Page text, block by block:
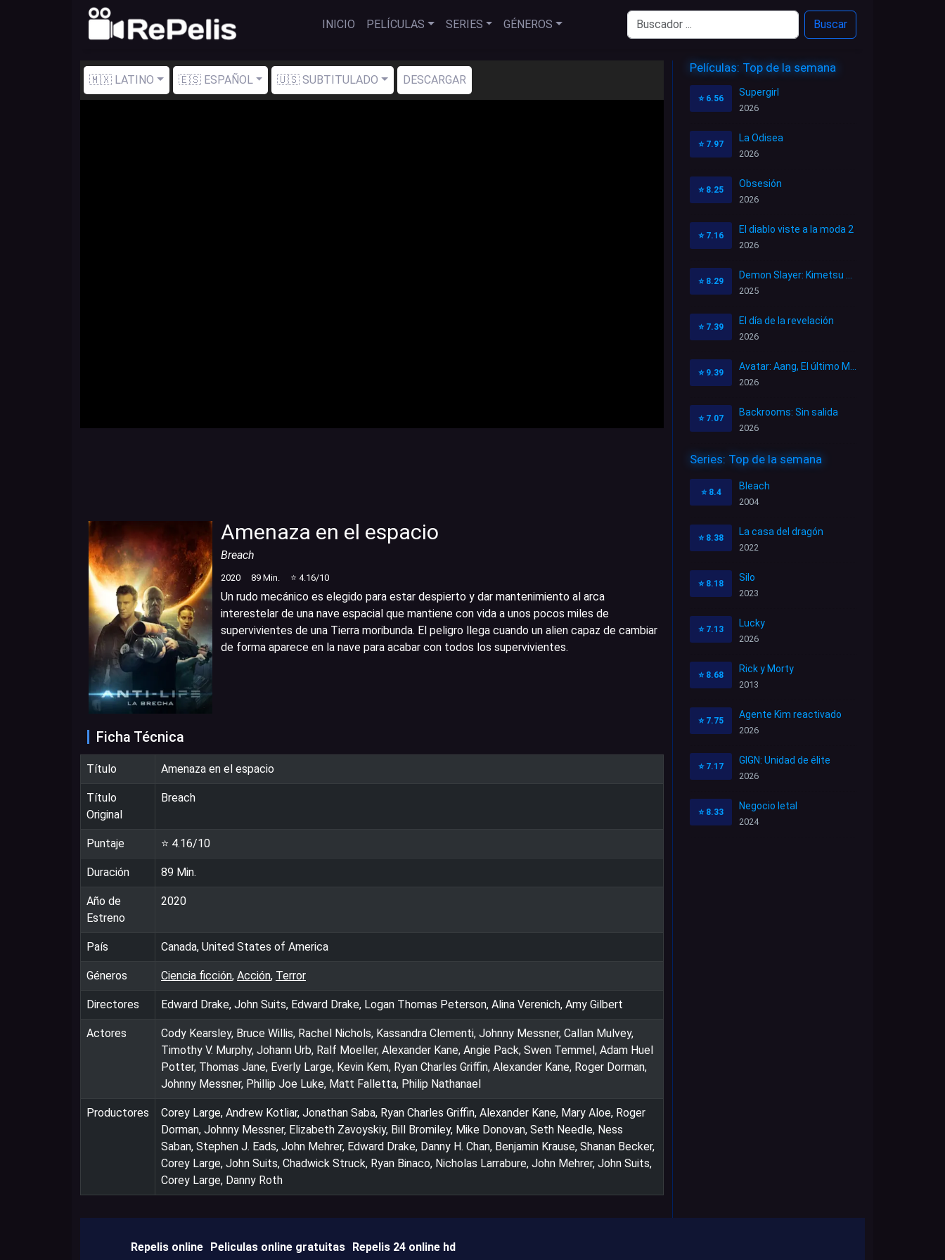
INICIO PELÍCULAS SERIES GÉNEROS Buscar
🇲🇽 LATINO 🇪🇸 ESPAÑOL 🇺🇸 SUBTITULADO DESCARGAR
Amenaza en el espacio
Breach
2020 89 Min. ⭐ 4.16/10
Un rudo mecánico es elegido para estar despierto y dar mantenimiento al arca
interestelar de una nave espacial que mantiene con vida a unos pocos miles de
supervivientes de una Tierra moribunda. El peligro llega cuando un alien capaz de cambiar
de forma aparece en la nave para acabar con todos los supervivientes.
Ficha Técnica
Título Amenaza en el espacio
Título
Original
Breach
Puntaje ⭐ 4.16/10
Duración 89 Min.
Año de
Estreno
2020
País Canada, United States of America
Géneros Ciencia ficción, Acción, Terror
Directores Edward Drake, John Suits, Edward Drake, Logan Thomas Peterson, Alina Verenich, Amy Gilbert
Actores
Cody Kearsley, Bruce Willis, Rachel Nichols, Kassandra Clementi, Johnny Messner, Callan Mulvey,
Timothy V. Murphy, Johann Urb, Ralf Moeller, Alexander Kane, Angie Pack, Swen Temmel, Adam Huel
Potter, Thomas Jane, Everly Large, Kevin Kem, Ryan Charles Griffin, Alexander Kane, Roger Dorman,
Johnny Messner, Phillip Joe Luke, Matt Falletta, Philip Nathanael
Productores
Corey Large, Andrew Kotliar, Jonathan Saba, Ryan Charles Griffin, Alexander Kane, Mary Aloe, Roger
Dorman, Johnny Messner, Elizabeth Zavoyskiy, Bill Bromiley, Mike Donovan, Seth Needle, Ness
Saban, Stephen J. Eads, John Mehrer, Edward Drake, Danny H. Chan, Benjamin Krause, Shanan Becker,
Corey Large, John Suits, Chadwick Struck, Ryan Binaco, Nicholas Larrabure, John Mehrer, John Suits,
Corey Large, Danny Roth
Películas: Top de la semana
⭐ 6.56
Supergirl
2026
⭐ 7.97
La Odisea
2026
⭐ 8.25
Obsesión
2026
⭐ 7.16
El diablo viste a la moda 2
2026
⭐ 8.29
2025
⭐ 7.39
El día de la revelación
2026
⭐ 9.39
2026
⭐ 7.07
Backrooms: Sin salida
2026
Series: Top de la semana
⭐ 8.4
Bleach
2004
⭐ 8.38
La casa del dragón
2022
⭐ 8.18
Silo
2023
⭐ 7.13
Lucky
2026
⭐ 8.68
Rick y Morty
2013
⭐ 7.75
Agente Kim reactivado
2026
⭐ 7.17
GIGN: Unidad de élite
2026
⭐ 8.33
Negocio letal
2024
Repelis online Peliculas online gratuitas Repelis 24 online hd